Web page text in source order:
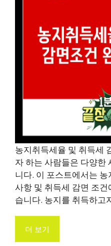
농지취득세율 및 취득세
자 하는 사람들은 다양한
니다. 이 포스트에서는
사항 및 취득세 감면 조
습니다. 농지를 취득하고
더 보기